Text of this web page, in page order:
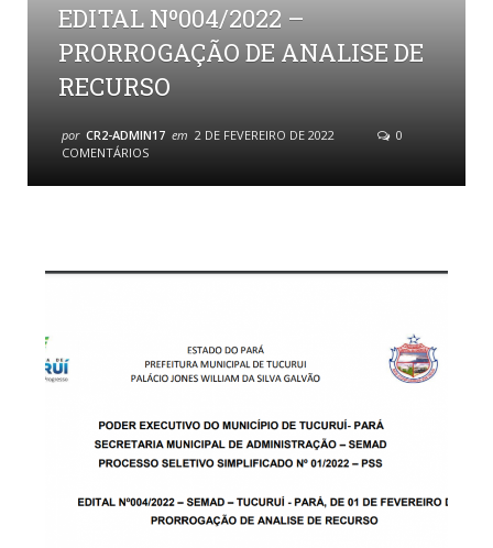
EDITAL Nº004/2022 –
PRORROGAÇÃO DE ANALISE DE
RECURSO
por CR2-ADMIN17 em 2 DE FEVEREIRO DE 2022
0
COMENTÁRIOS